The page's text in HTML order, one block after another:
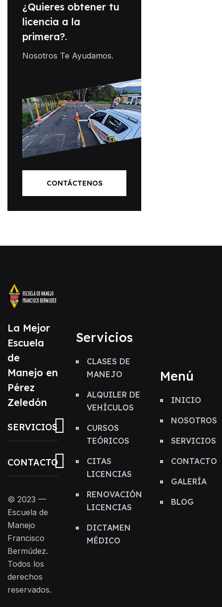
¿Quieres obtener tu
licencia a la
primera?.
Nosotros Te Ayudamos.
CONTÁCTENOS
La Mejor
Escuela
de
Manejo en
Pérez
Zeledón
SERVICIOS
CONTACTO
© 2023 —
Escuela de
Manejo
Francisco
Bermúdez.
Todos los
derechos
reservados.
Servicios
CLASES DE
MANEJO
ALQUILER DE
VEHÍCULOS
CURSOS
TEÓRICOS
CITAS
LICENCIAS
RENOVACIÓN
LICENCIAS
DICTAMEN
MÉDICO
Menú
INICIO
NOSOTROS
SERVICIOS
CONTACTO
GALERÍA
BLOG